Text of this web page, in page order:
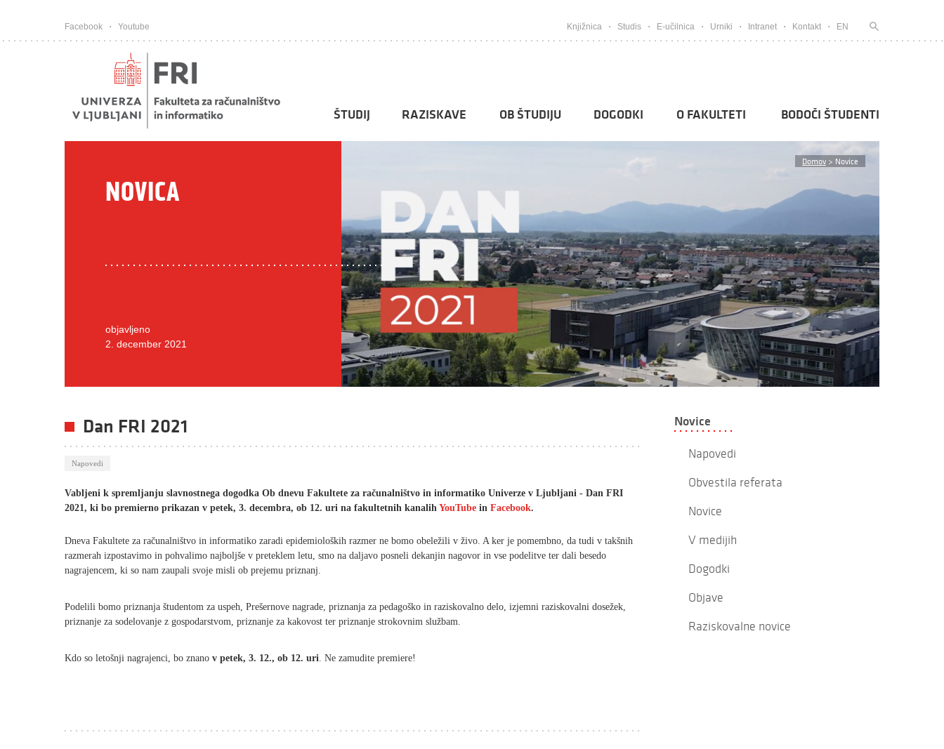
Facebook Youtube Knjižnica Studis E-učilnica Urniki Intranet Kontakt EN
ŠTUDIJ RAZISKAVE OB ŠTUDIJU DOGODKI O FAKULTETI BODOČI ŠTUDENTI
Domov > Novice
NOVICA
objavljeno
2. december 2021
Dan FRI 2021
Napovedi
Vabljeni k spremljanju slavnostnega dogodka Ob dnevu Fakultete za računalništvo in informatiko Univerze v Ljubljani - Dan FRI
2021, ki bo premierno prikazan v petek, 3. decembra, ob 12. uri na fakultetnih kanalih YouTube in Facebook.
Dneva Fakultete za računalništvo in informatiko zaradi epidemioloških razmer ne bomo obeležili v živo. A ker je pomembno, da tudi v takšnih
razmerah izpostavimo in pohvalimo najboljše v preteklem letu, smo na daljavo posneli dekanjin nagovor in vse podelitve ter dali besedo
nagrajencem, ki so nam zaupali svoje misli ob prejemu priznanj.
Podelili bomo priznanja študentom za uspeh, Prešernove nagrade, priznanja za pedagoško in raziskovalno delo, izjemni raziskovalni dosežek,
priznanje za sodelovanje z gospodarstvom, priznanje za kakovost ter priznanje strokovnim službam.
Kdo so letošnji nagrajenci, bo znano v petek, 3. 12., ob 12. uri. Ne zamudite premiere!
Novice
Napovedi
Obvestila referata
Novice
V medijih
Dogodki
Objave
Raziskovalne novice